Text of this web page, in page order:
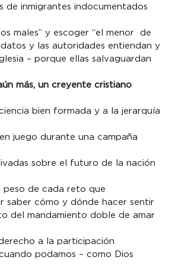
de inmigrantes indocumentados
males” y escoger “el menor  de
y las autoridades entiendan y
– porque ellas salvaguardan
más, un creyente cristiano
bien formada y a la jerarquía
juego durante una campaña
sobre el futuro de la nación
peso de cada reto que
saber cómo y dónde hacer sentir
del mandamiento doble de amar
a la participación
podamos – como Dios